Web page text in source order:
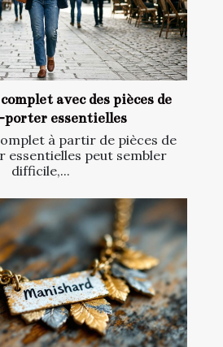
avec des pièces de
essentielles
à partir de pièces de
peut sembler
difficile,...